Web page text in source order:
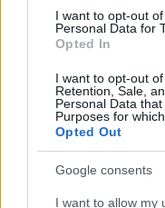
I want to opt-out
Personal Data for
Opted In
I want to opt-out
Retention, Sale,
Personal Data
Purposes for
Opted Out
Google consents
I want to allow my